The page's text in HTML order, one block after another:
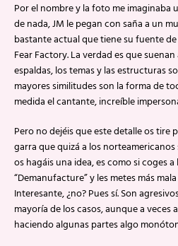
Por el nombre y la foto me imaginaba
de nada, JM le pegan con saña a un
bastante actual que tiene su fuente
Fear Factory. La verdad es que
espaldas, los temas y las estructuras
mayores similitudes son la forma de
medida el cantante, increíble
Pero no dejéis que este detalle os tire
garra que quizá a los norteamericanos
os hagáis una idea, es como si coges
“Demanufacture” y les metes más
Interesante, ¿no? Pues sí. Son
mayoría de los casos, aunque a
haciendo algunas partes algo